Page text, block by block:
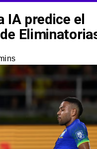
IA predice el